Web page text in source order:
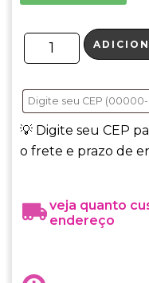
💡 Digite seu CEP
o frete e prazo de
veja quanto
endereço